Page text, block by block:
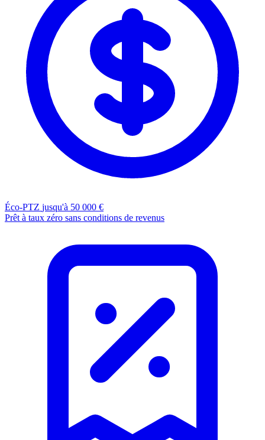
Éco-PTZ jusqu'à 50 000 €
Prêt à taux zéro sans conditions de revenus